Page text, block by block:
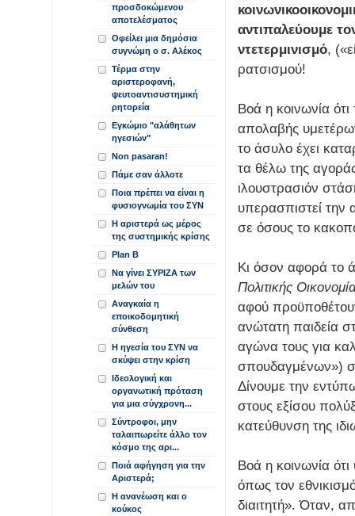
αντιπαλεύουμε
ντετερμινισμό,
ρατσισμού!
Βοά η κοινωνία ότι
απολαβής
το άσυλο έχει
τα θέλω της
ιλουστρασιόν
υπερασπιστεί την
σε όσους το
Κι όσον αφορά το
Πολιτικής
αφού προϋποθέτουν
ανώτατη παιδεία
αγώνα τους για
σπουδαγμένων»)
Δίνουμε την
στους εξίσου
κατεύθυνση της
Βοά η κοινωνία
όπως τον
διαιτητή». Όταν,
προσδοκώμενου
αποτελέσματος
Οφείλει μια δημόσια
συγνώμη ο σ. Αλέκος
Τέρμα στην
αριστεροφανή,
ψευτοαντισυστημική
ρητορεία
Εγκώμιο "αλάθητων
ηγεσιών"
Non pasaran!
Πάμε σαν άλλοτε
Ποια πρέπει να είναι η
φυσιογνωμία του ΣΥΝ
Η αριστερά ως μέρος
της συστημικής κρίσης
Plan B
Να γίνει ΣΥΡΙΖΑ των
μελών του
Αναγκαία η
εποικοδομητική
σύνθεση
Η ηγεσία του ΣΥΝ να
σκύψει στην κρίση
Ιδεολογική και
οργανωτική πρόταση
για μια σύγχρονη...
Σύντροφοι, μην
ταλαιπωρείτε άλλο τον
κόσμο της αρι...
Ποιά αφήγηση για την
Αριστερά;
Η ανανέωση και ο
κούκος